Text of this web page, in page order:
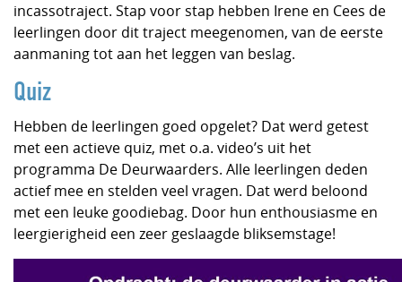
incassotraject. Stap voor stap hebben Irene en Cees de
leerlingen door dit traject meegenomen, van de eerste
aanmaning tot aan het leggen van beslag.
Quiz
Hebben de leerlingen goed opgelet? Dat werd getest
met een actieve quiz, met o.a. video’s uit het
programma De Deurwaarders. Alle leerlingen deden
actief mee en stelden veel vragen. Dat werd beloond
met een leuke goodiebag. Door hun enthousiasme en
leergierigheid een zeer geslaagde bliksemstage!